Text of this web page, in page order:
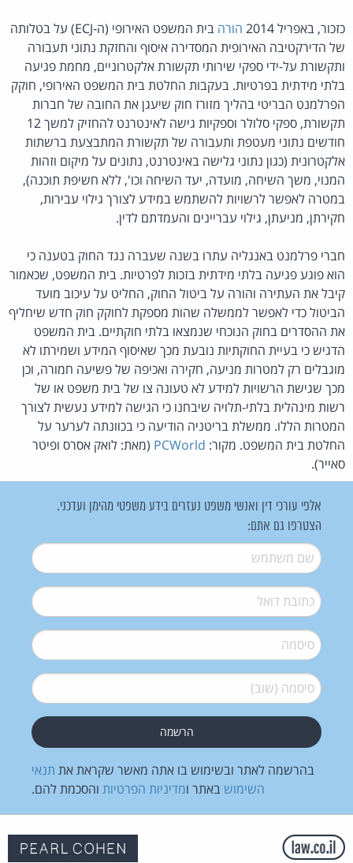
כזכור, באפריל 2014 הורה
בית המשפט האירופי (ה-ECJ) על בטלותה
של הדירקטיבה האירופית המסדירה איסוף והחזקת נתוני תעבורה
ותקשורת על-ידי ספקי שירותי תקשורת אלקטרוניים, מחמת פגיעה
בלתי מידתית בפרטיות. בעקבות החלטת בית המשפט האירופי, חוקק
הפרלמנט הבריטי בהליך מזורז חוק שיעגן את החובה של חברות
תקשורת, ספקי סלולר וספקיות גישה לאינטרנט להחזיק למשך 12
חודשים נתוני מעטפת ותעבורה של תקשורת המתבצעת ברשתות
אלקטרונית (כגון נתוני גלישה באינטרנט, נתונים על מיקום וזהות
המנוי, משך השיחה, מועדה, יעד השיחה וכו', ללא חשיפת תוכנה),
במטרה לאפשר לרשויות להשתמש במידע לצורך גילוי עבירות,
חקירתן, מניעתן, גילוי עבריינים והעמדתם לדין.
חברי פרלמנט באנגליה עתרו בשנה שעברה נגד החוק בטענה כי
הוא פוגע פגיעה בלתי מידתית בזכות לפרטיות. בית המשפט, שכאמור
קיבל את העתירה והורה על ביטול החוק, החליט על עיכוב מועד
הביטול כדי לאפשר לממשלה שהות מספקת לחוקק חוק חדש שיחליף
את ההסדרים בחוק הנוכחי שנמצאו בלתי חוקתיים. בית המשפט
הדגיש כי בעיית החוקתיות נובעת מכך שאיסוף המידע ושמירתו לא
מוגבלים רק למטרות מניעה, חקירה ואכיפה של פשיעה חמורה, וכן
מכך שגישת הרשויות למידע לא טעונה צו של בית משפט או של
רשות מינהלית בלתי-תלויה שיבחנו כי הגישה למידע נעשית לצורך
המטרות הללו. ממשלת בריטניה הודיעה כי בכוונתה לערער על
החלטת בית המשפט. מקור: PCWorld (מאת: לואק אסרס ופיטר
סאייר).
אלפי עורכי דין ואנשי משפט נעזרים בידע משפטי מהימן ועדכני.
הצטרפו גם אתם:
שם משתמש*
דואל*
סיסמה*
סיסמה (שוב)*
בהרשמה לאתר ובשימוש בו אתה מאשר שקראת את תנאי
השימוש באתר ומדיניות הפרטיות והסכמת להם.